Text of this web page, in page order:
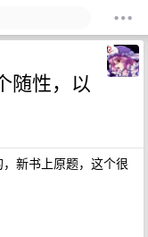
随性，以
新书上原题，这个很